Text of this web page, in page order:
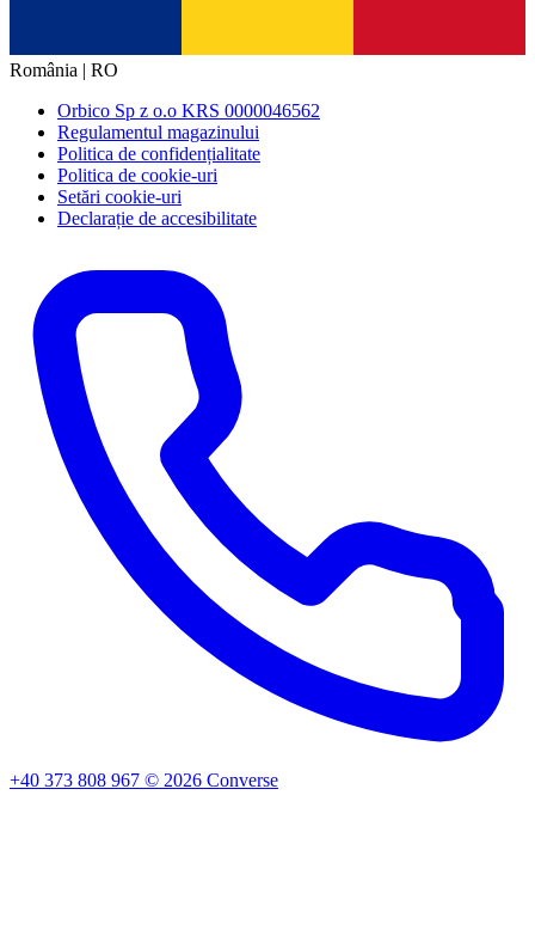
România | RO
Orbico Sp z o.o KRS 0000046562
Regulamentul magazinului
Politica de confidențialitate
Politica de cookie-uri
Setări cookie-uri
Declarație de accesibilitate
+40 373 808 967 © 2026 Converse